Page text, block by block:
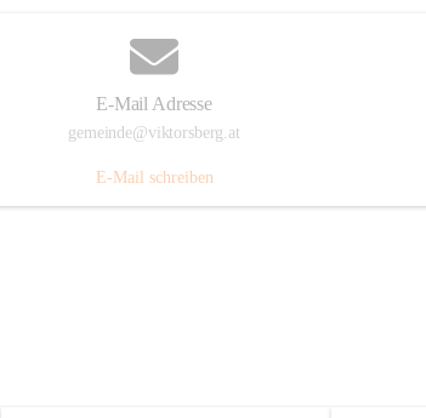
E-Mail Adresse
gemeinde@viktorsberg.at
E-Mail schreiben